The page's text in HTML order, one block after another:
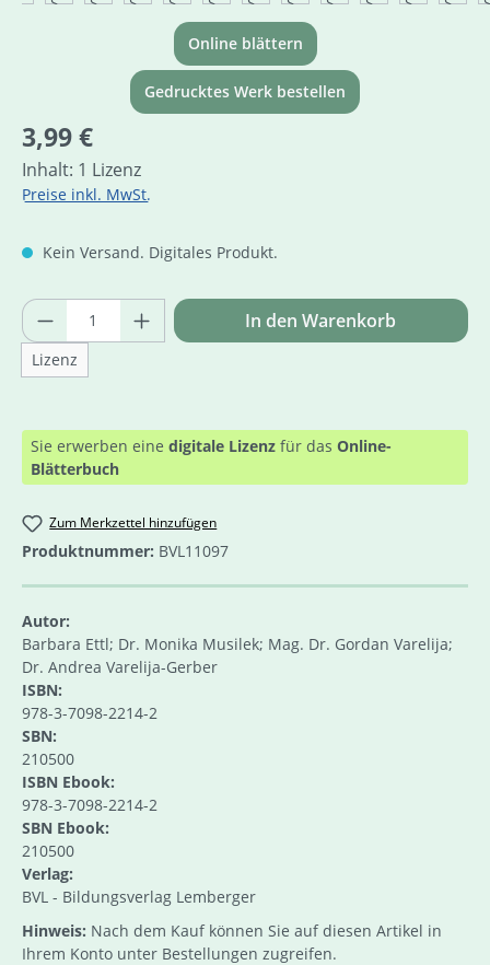
Online blättern
Gedrucktes Werk bestellen
Regulärer Preis:
3,99 €
Inhalt: 1 Lizenz
Preise inkl. MwSt.
Kein Versand. Digitales Produkt.
Produkt Anzahl: Gib den gewünschten
Lizenz
In den Warenkorb
Sie erwerben eine digitale Lizenz für das Online-
Blätterbuch
Zum Merkzettel hinzufügen
Produktnummer: BVL11097
Autor:
Barbara Ettl; Dr. Monika Musilek; Mag. Dr. Gordan Varelija;
Dr. Andrea Varelija-Gerber
ISBN:
978-3-7098-2214-2
SBN:
210500
ISBN Ebook:
978-3-7098-2214-2
SBN Ebook:
210500
Verlag:
BVL - Bildungsverlag Lemberger
Hinweis: Nach dem Kauf können Sie auf diesen Artikel in
Ihrem Konto unter Bestellungen zugreifen.